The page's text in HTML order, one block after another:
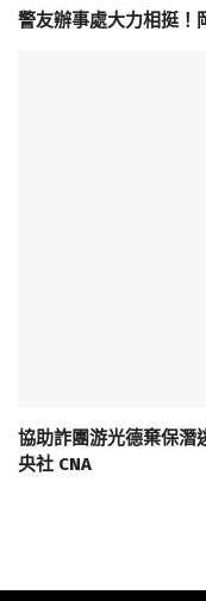
警友辦事處大力相挺！
協助詐團游光德棄保
央社 CNA